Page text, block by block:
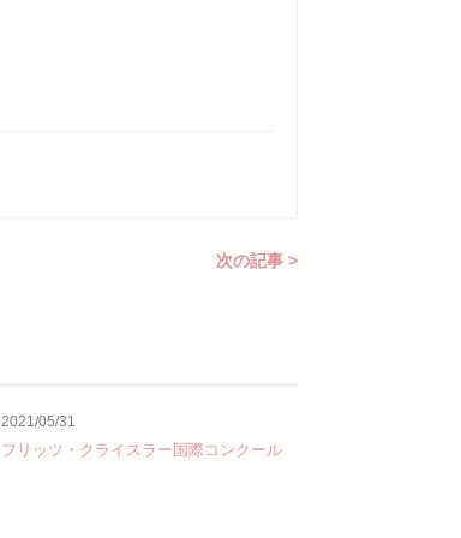
次の記事 >
2021/05/31
フリッツ・クライスラー国際コンクール